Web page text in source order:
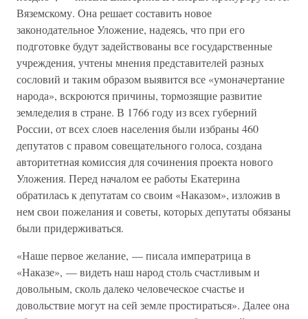
Вяземскому. Она решает составить новое
законодательное Уложение, надеясь, что при его
подготовке будут задействованы все государственные
учреждения, учтены мнения представителей разных
сословий и таким образом выявится все «умоначертание
народа», вскроются причины, тормозящие развитие
земледелия в стране. В 1766 году из всех губерний
России, от всех слоев населения были избраны 460
депутатов с правом совещательного голоса, создана
авторитетная комиссия для сочинения проекта нового
Уложения. Перед началом ее работы Екатерина
обратилась к депутатам со своим «Наказом», изложив в
нем свои пожелания и советы, которых депутаты обязаны
были придерживаться.
«Наше первое желание, — писала императрица в
«Наказе», — видеть наш народ столь счастливым и
довольным, сколь далеко человеческое счастье и
довольствие могут на сей земле простираться». Далее она